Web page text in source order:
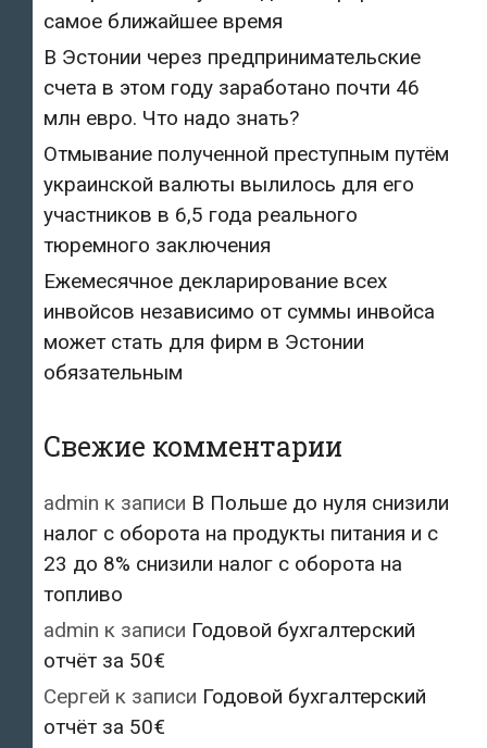
самое ближайшее время
В Эстонии через предпринимательские
счета в этом году заработано почти 46
млн евро. Что надо знать?
Отмывание полученной преступным путём
украинской валюты вылилось для его
участников в 6,5 года реального
тюремного заключения
Ежемесячное декларирование всех
инвойсов независимо от суммы инвойса
может стать для фирм в Эстонии
обязательным
Свежие комментарии
admin к записи В Польше до нуля снизили
налог с оборота на продукты питания и с
23 до 8% снизили налог с оборота на
топливо
admin к записи Годовой бухгалтерский
отчёт за 50€
Сергей к записи Годовой бухгалтерский
отчёт за 50€